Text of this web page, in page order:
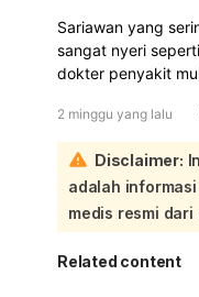
Sariawan yang
sangat nyeri
dokter penyakit
makan serta
Walau kebersihan
bisa dipicu oleh
besi, atau vitamin
makanan,
penyakit tertentu
dan lain-lain. Nyeri
2 minggu yang lalu
Disclaimer:
adalah
medis resmi
Related content